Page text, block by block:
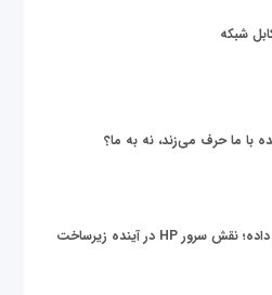
شبکه
با ما حرف می‌زند، نه به ما؟
زیر پوست دنیای داده؛ نقش سرور HP در آینده زیرساخت